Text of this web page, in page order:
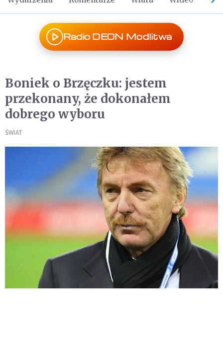
Radio DEON Modlitwa
Boniek o Brzęczku: jestem
przekonany, że dokonałem
dobrego wyboru
ŚWIAT